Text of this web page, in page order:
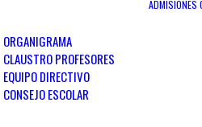
ORGANIGRAMA
CLAUSTRO PROFESORES
EQUIPO DIRECTIVO
CONSEJO ESCOLAR